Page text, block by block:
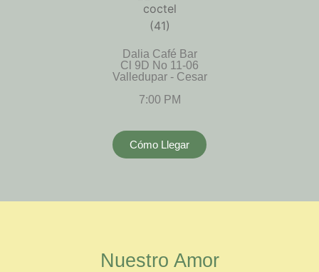
Dalia Café Bar
Cl 9D No 11-06
Valledupar - Cesar
7:00 PM
Cómo Llegar
Nuestro Amor